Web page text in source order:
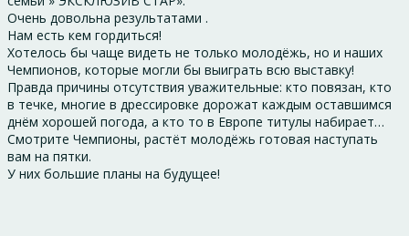
Очень довольна результатами .
Нам есть кем гордиться!
Хотелось бы чаще видеть не только молодёжь, но и наших
Чемпионов, которые могли бы выиграть всю выставку!
Правда причины отсутствия уважительные: кто повязан, кто
в течке, многие в дрессировке дорожат каждым оставшимся
днём хорошей погода, а кто то в Европе титулы набирает…
Смотрите Чемпионы, растёт молодёжь готовая наступать
вам на пятки.
У них большие планы на будущее!